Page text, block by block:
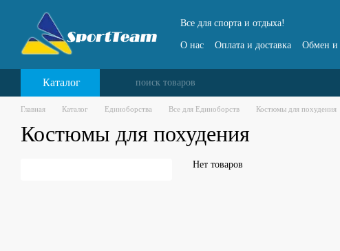
Перейти к основному контенту
Все для спорта и отдыха!
О нас Оплата и доставка Обмен и
Каталог
Главная Каталог Единоборства Все для Единоборств Костюмы для похудения
Костюмы для похудения
Нет товаров